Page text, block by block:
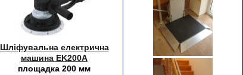
Шліфувальна електрична
машина EK200A
площадка 200 мм